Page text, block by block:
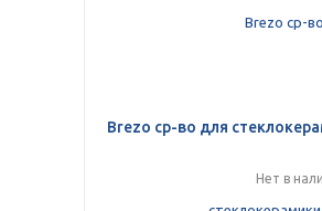
Brezo ср-во для
Нет в